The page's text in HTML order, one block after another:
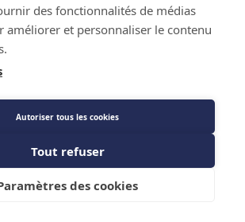
détailléeau panier
des fonctionnalités de médias
améliorer et personnaliser le contenu
Autoriser tous les cookies
Tout refuser
des cookies